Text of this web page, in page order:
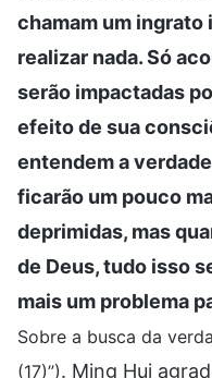
chamam um ingrato
realizar nada. Só
serão impactadas
efeito de sua
entendem a
ficarão um pouco
deprimidas, mas
de Deus, tudo isso
mais um problema
Sobre a busca da
(17)”). Ming Hui